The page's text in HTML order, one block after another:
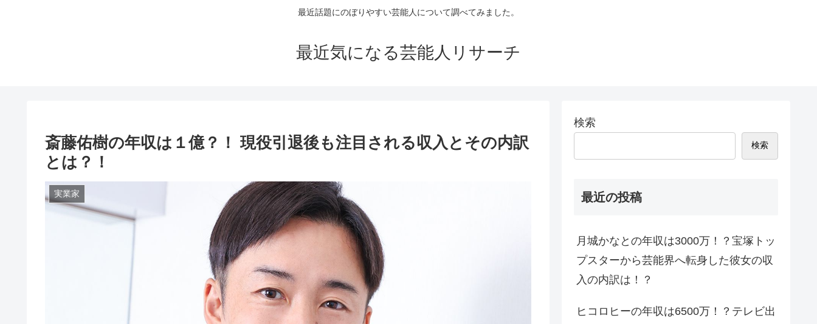
最近話題にのぼりやすい芸能人について調べてみました。
最近気になる芸能人リサーチ
斎藤佑樹の年収は１億？！ 現役引退後も注目される収入とその内訳
とは？！
実業家
検索
検索
最近の投稿
月城かなとの年収は3000万！？宝塚トッ
プスターから芸能界へ転身した彼女の収
入の内訳は！？
ヒコロヒーの年収は6500万！？テレビ出